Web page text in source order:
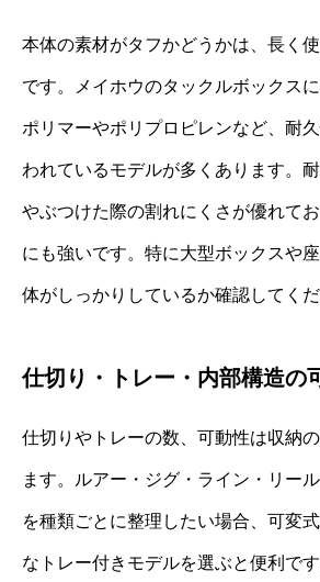
本体の素材がタフかどうかは、長く
です。メイホウのタックルボックス
ポリマーやポリプロピレンなど、耐
われているモデルが多くあります。
やぶつけた際の割れにくさが優れて
にも強いです。特に大型ボックスや
体がしっかりしているか確認してくだ
仕切り・トレー・内部構造の
仕切りやトレーの数、可動性は収納
ます。ルアー・ジグ・ライン・リー
を種類ごとに整理したい場合、可変
なトレー付きモデルを選ぶと便利で